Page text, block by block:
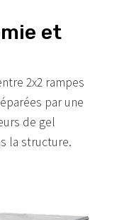
et
2x2 rampes
par une
de gel
la structure.